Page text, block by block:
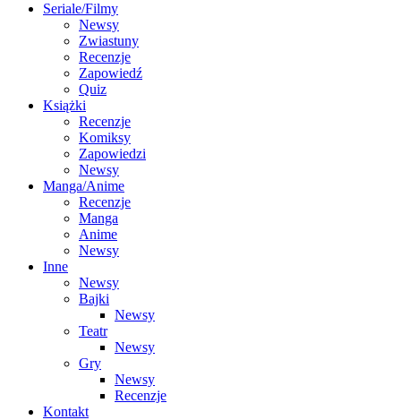
Seriale/Filmy
Newsy
Zwiastuny
Recenzje
Zapowiedź
Quiz
Książki
Recenzje
Komiksy
Zapowiedzi
Newsy
Manga/Anime
Recenzje
Manga
Anime
Newsy
Inne
Newsy
Bajki
Newsy
Teatr
Newsy
Gry
Newsy
Recenzje
Kontakt